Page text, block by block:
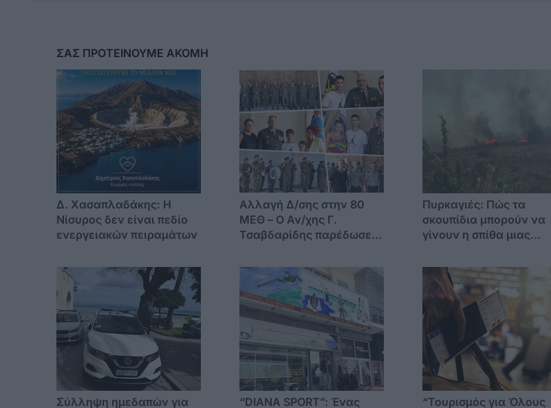
ΣΑΣ ΠΡΟΤΕΙΝΟΥΜΕ ΑΚΟΜΗ
Δ. Χασαπλαδάκης: Η
Νίσυρος δεν είναι πεδίο
ενεργειακών πειραμάτων
Αλλαγή Δ/σης στην 80
ΜΕΘ – Ο Αν/χης Γ.
Τσαβδαρίδης παρέδωσε
Παναγιωτόπουλο
Πυρκαγιές: Πώς τα
σκουπίδια μπορούν να
γίνουν η σπίθα μιας
στα νησιά
Σύλληψη ημεδαπών για “DIANA SPORT”: Ένας “Τουρισμός για Όλους